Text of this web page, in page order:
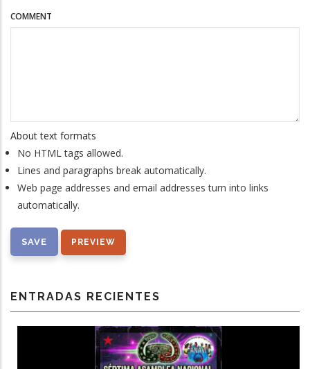
COMMENT
About text formats
No HTML tags allowed.
Lines and paragraphs break automatically.
Web page addresses and email addresses turn into links
automatically.
ENTRADAS RECIENTES